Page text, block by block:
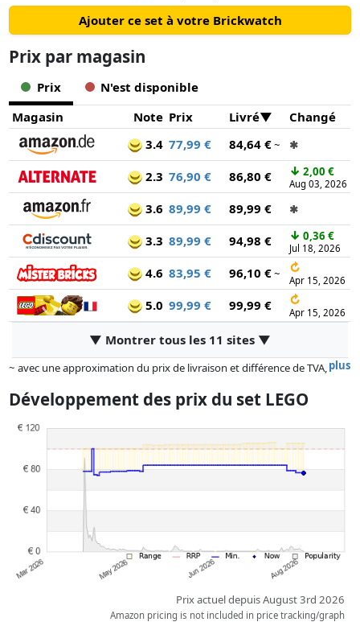
Ajouter ce set à votre Brickwatch
Prix ​​par magasin
Prix
N'est disponible
Magasin
Note Prix Livré
Changé
3.4 77,99 € 84,64 €~ ✱
2.3 76,90 € 86,80 € ↓ 2,00 €
Aug 03, 2026
3.6 89,99 € 89,99 € ✱
3.3 89,99 € 94,98 € ↓ 0,36 €
Jul 18, 2026
4.6 83,95 € 96,10 €~ ↻
Apr 15, 2026
5.0 99,99 € 99,99 € ↻
Apr 15, 2026
▼ Montrer tous les 11 sites ▼
plus
~ avec une approximation du prix de livraison et différence de TVA,
Les prix et la disponibilité peuvent avoir changé depuis la dernière mise
à jour. L'ordre est purement basé sur le prix, la rémunération des
partenaires n'a aucune influence sur celui-ci. Ce n'est qu'à prix égaux
que les réalisations historiques peuvent influencer l'ordre.
Développement des prix du set LEGO
Prix actuel depuis August 3rd 2026
Amazon pricing is not included in price tracking/graph